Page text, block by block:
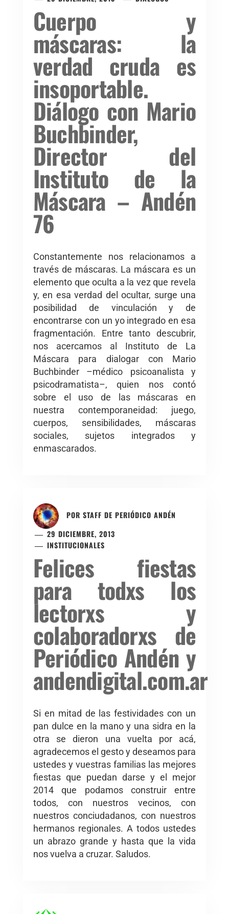
Cuerpo y
máscaras: la
verdad cruda es
insoportable.
Diálogo con Mario
Buchbinder,
Director del
Instituto de la
Máscara – Andén
76
Constantemente nos relacionamos a
través de máscaras. La máscara es un
elemento que oculta a la vez que revela
y, en esa verdad del ocultar, surge una
posibilidad de vinculación y de
encontrarse con un yo integrado en esa
fragmentación. Entre tanto descubrir,
nos acercamos al Instituto de La
Máscara para dialogar con Mario
Buchbinder –médico psicoanalista y
psicodramatista–, quien nos contó
sobre el uso de las máscaras en
nuestra contemporaneidad: juego,
cuerpos, sensibilidades, máscaras
sociales, sujetos integrados y
enmascarados.
POR STAFF DE PERIÓDICO ANDÉN
29 DICIEMBRE, 2013
INSTITUCIONALES
Felices fiestas
para todxs los
lectorxs y
colaboradorxs de
Periódico Andén y
andendigital.com.ar
Si en mitad de las festividades con un
pan dulce en la mano y una sidra en la
otra se dieron una vuelta por acá,
agradecemos el gesto y deseamos para
ustedes y vuestras familias las mejores
fiestas que puedan darse y el mejor
2014 que podamos construir entre
todos, con nuestros vecinos, con
nuestros conciudadanos, con nuestros
hermanos regionales. A todos ustedes
un abrazo grande y hasta que la vida
nos vuelva a cruzar. Saludos.